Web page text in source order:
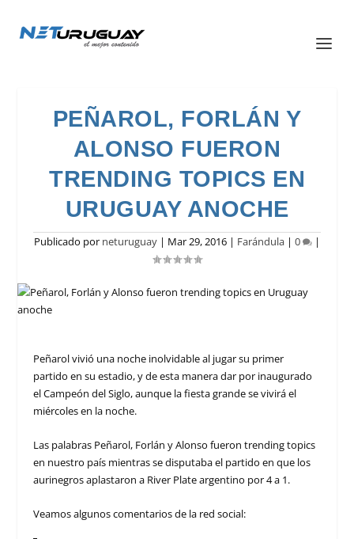
PEÑAROL, FORLÁN Y
ALONSO FUERON
TRENDING TOPICS EN
URUGUAY ANOCHE
Publicado por neturuguay | Mar 29, 2016 | Farándula | 0 |
Peñarol vivió una noche inolvidable al jugar su primer
partido en su estadio, y de esta manera dar por inaugurado
el Campeón del Siglo, aunque la fiesta grande se vivirá el
miércoles en la noche.
Las palabras Peñarol, Forlán y Alonso fueron trending topics
en nuestro país mientras se disputaba el partido en que los
aurinegros aplastaron a River Plate argentino por 4 a 1.
Veamos algunos comentarios de la red social: